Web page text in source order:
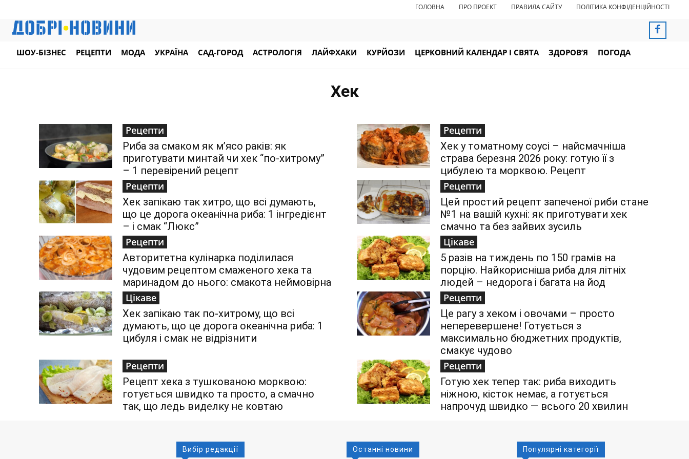
ГОЛОВНА ПРО ПРОЕКТ ПРАВИЛА САЙТУ ПОЛІТИКА КОНФІДЕНЦІЙНОСТІ
ШОУ-БІЗНЕС РЕЦЕПТИ МОДА УКРАЇНА САД-ГОРОД АСТРОЛОГІЯ ЛАЙФХАКИ КУРЙОЗИ ЦЕРКОВНИЙ КАЛЕНДАР І СВЯТА ЗДОРОВ’Я ПОГОДА
Хек
Рецепти
Риба за смаком як мʼясо раків: як
приготувати минтай чи хек “по-хитрому”
– 1 перевірений рецепт
Рецепти
Хек у томатному соусі – найсмачніша
страва березня 2026 року: готую її з
цибулею та морквою. Рецепт
Рецепти
Хек запікаю так хитро, що всі думають,
що це дорога океанічна риба: 1 інгредієнт
– і смак “Люкс”
Рецепти
Цей простий рецепт запеченої риби стане
№1 на вашій кухні: як приготувати хек
смачно та без зайвих зусиль
Рецепти
Авторитетна кулінарка поділилася
чудовим рецептом смаженого хека та
маринадом до нього: смакота неймовірна
Цікаве
5 разів на тиждень по 150 грамів на
порцію. Найкорисніша риба для літніх
людей – недорога і багата на йод
Цікаве
Хек запікаю так по-хитрому, що всі
думають, що це дорога океанічна риба: 1
цибуля і смак не відрізнити
Рецепти
Це рагу з хеком і овочами – просто
неперевершене! Готується з
максимально бюджетних продуктів,
смакує чудово
Рецепти
Рецепт хека з тушкованою морквою:
готується швидко та просто, а смачно
так, що ледь виделку не ковтаю
Рецепти
Готую хек тепер так: риба виходить
ніжною, кісток немає, а готується
напрочуд швидко — всього 20 хвилин
Вибір редакції Останні новини Популярні категорії